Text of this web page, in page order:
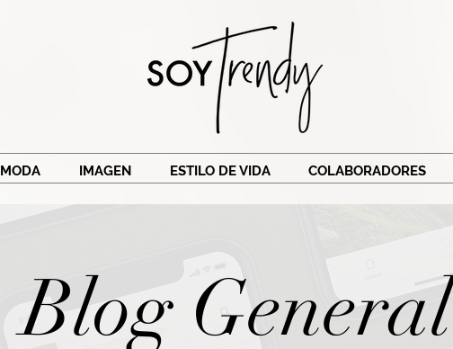
MODA IMAGEN ESTILO DE VIDA COLABORADORES
Blog General